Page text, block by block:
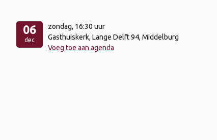
06
dec
zondag, 16:30 uur
Gasthuiskerk, Lange Delft 94, Middelburg
Voeg toe aan agenda